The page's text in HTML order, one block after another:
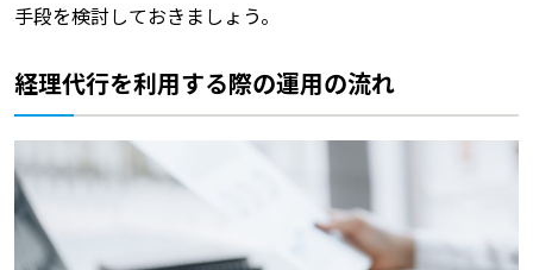
手段を検討しておきましょう。
経理代行を利用する際の運用の流れ